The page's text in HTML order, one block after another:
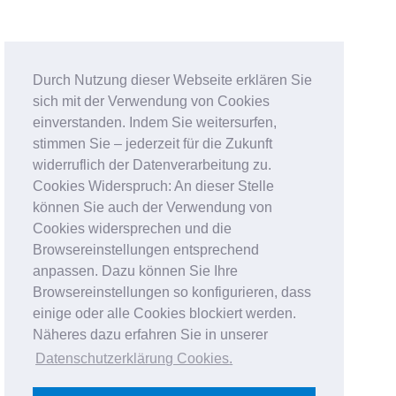
Durch Nutzung dieser Webseite erklären Sie
sich mit der Verwendung von Cookies
einverstanden. Indem Sie weitersurfen,
stimmen Sie – jederzeit für die Zukunft
widerruflich der Datenverarbeitung zu.
Cookies Widerspruch: An dieser Stelle
können Sie auch der Verwendung von
Cookies widersprechen und die
Browsereinstellungen entsprechend
anpassen. Dazu können Sie Ihre
Browsereinstellungen so konfigurieren, dass
einige oder alle Cookies blockiert werden.
Näheres dazu erfahren Sie in unserer
Datenschutzerklärung Cookies.